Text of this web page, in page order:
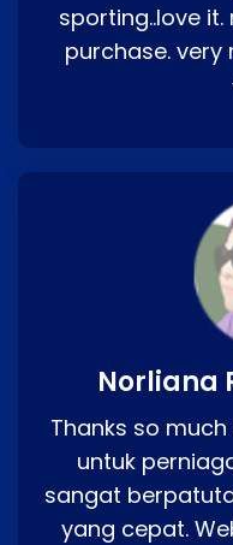
sporting..love
purchase. very
Norliana
Thanks so
untuk
sangat
yang cepat.